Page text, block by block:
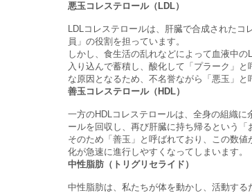
悪玉コレステロール（LDL）
LDLコレステロールは、肝臓で合成された
員」の役割を担っています。
しかし、食生活の乱れなどによって血液中
入り込んで蓄積し、酸化して「プラーク」
な原因となるため、不名誉ながら「悪玉」と
善玉コレステロール（HDL）
一方のHDLコレステロールは、全身の組織
ールを回収し、再び肝臓に持ち帰るという「
そのため「善玉」と呼ばれており、この数
化が急速に進行しやすくなってしまいます。
中性脂肪（トリグリセライド）
中性脂肪は、私たちが体を動かし、活動す